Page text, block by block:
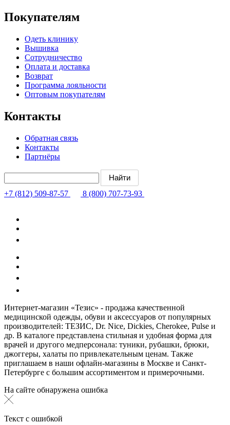
Покупателям
Одеть клинику
Вышивка
Сотрудничество
Оплата и доставка
Возврат
Программа лояльности
Оптовым покупателям
Контакты
Обратная связь
Контакты
Партнёры
+7 (812) 509-87-57 8 (800) 707-73-93
Интернет-магазин «Тезис» - продажа качественной
медицинской одежды, обуви и аксессуаров от популярных
производителей: ТЕЗИС, Dr. Nice, Dickies, Cherokee, Pulse и
др. В каталоге представлена стильная и удобная форма для
врачей и другого медперсонала: туники, рубашки, брюки,
джоггеры, халаты по привлекательным ценам. Также
приглашаем в наши офлайн-магазины в Москве и Санкт-
Петербурге с большим ассортиментом и примерочными.
На сайте обнаружена ошибка
Текст с ошибкой